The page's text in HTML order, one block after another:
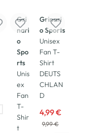
Gri
nari
o
Spo
rts
Unis
ex
Fan
T-
Shir
t
Grinari
o Sports
Unisex
Fan T-
Shirt
DEUTS
CHLAN
D
4,99 €
9,99 €